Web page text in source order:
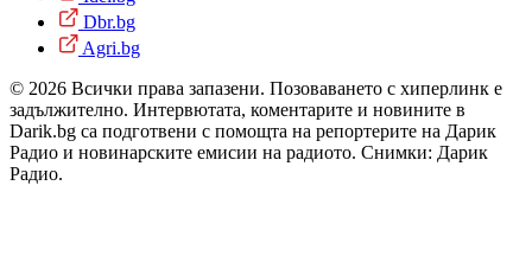
Dbr.bg
Agri.bg
© 2026 Всички права запазени. Позоваването с хиперлинк е
задължително. Интервютата, коментарите и новините в
Darik.bg са подготвени с помощта на репортерите на Дарик
Радио и новинарските емисии на радиото. Снимки: Дарик
Радио.